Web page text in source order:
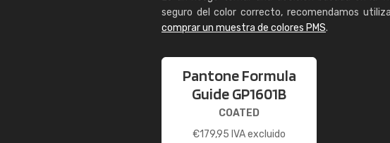
seguro del color correcto, recomendamos
comprar un muestra de colores PMS.
Pantone Formula
Guide GP1601B
COATED
€179,95 IVA excluido